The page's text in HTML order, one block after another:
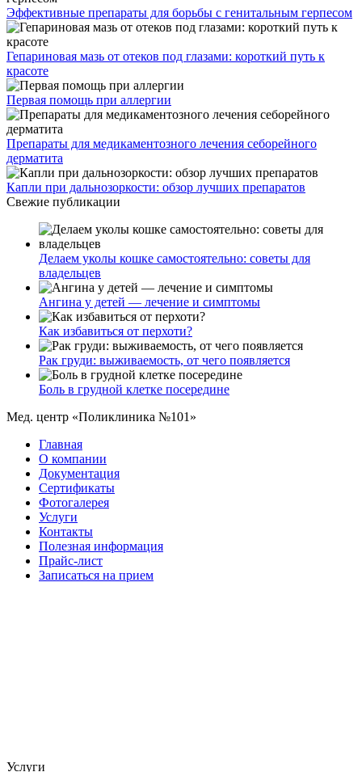
Эффективные препараты для борьбы с генитальным герпесом
Гепариновая мазь от отеков под глазами: короткий путь к
красоте
Первая помощь при аллергии
Препараты для медикаментозного лечения себорейного
дерматита
Капли при дальнозоркости: обзор лучших препаратов
Свежие публикации
Делаем уколы кошке самостоятельно: советы для
владельцев
Ангина у детей — лечение и симптомы
Как избавиться от перхоти?
Рак груди: выживаемость, от чего появляется
Боль в грудной клетке посередине
Мед. центр «Поликлиника №101»
Главная
О компании
Документация
Сертификаты
Фотогалерея
Услуги
Контакты
Полезная информация
Прайс-лист
Записаться на прием
Услуги